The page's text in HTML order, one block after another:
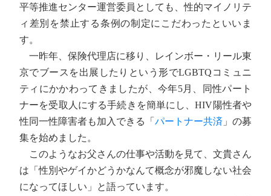
平等推進センター運営委員としても、性的マイノリテ
ィ差別を禁止する条例の制定にこだわったといいま
す。
一昨年、保険代理店に移り、レインボー・リール東
京でブースを出展したりという形でLGBTQコミュニ
ティにかかわってきましたが、今年5月、同性パート
ナーを受取人にする手続きを簡単にし、HIV陽性者や
性同一性障害者も加入できる「 パートナー共済 」の募
集を始めました。
このようなお父さんの仕事や活動を見て、文貴さん
は「性別やゲイかどうかなんて概念が邪魔しない社会
になってほしい」と語っています。